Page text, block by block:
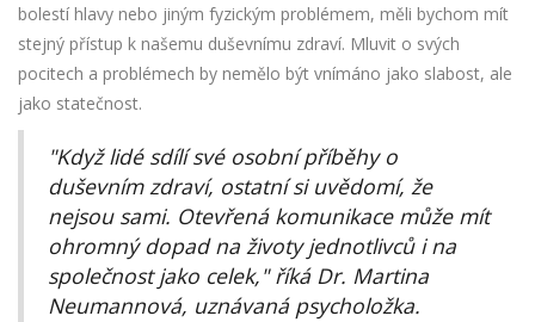
bolestí hlavy nebo jiným fyzickým problémem, měli bychom mít
stejný přístup k našemu duševnímu zdraví. Mluvit o svých
pocitech a problémech by nemělo být vnímáno jako slabost, ale
jako statečnost.
"Když lidé sdílí své osobní příběhy o
duševním zdraví, ostatní si uvědomí, že
nejsou sami. Otevřená komunikace může mít
ohromný dopad na životy jednotlivců i na
společnost jako celek," říká Dr. Martina
Neumannová, uznávaná psycholožka.